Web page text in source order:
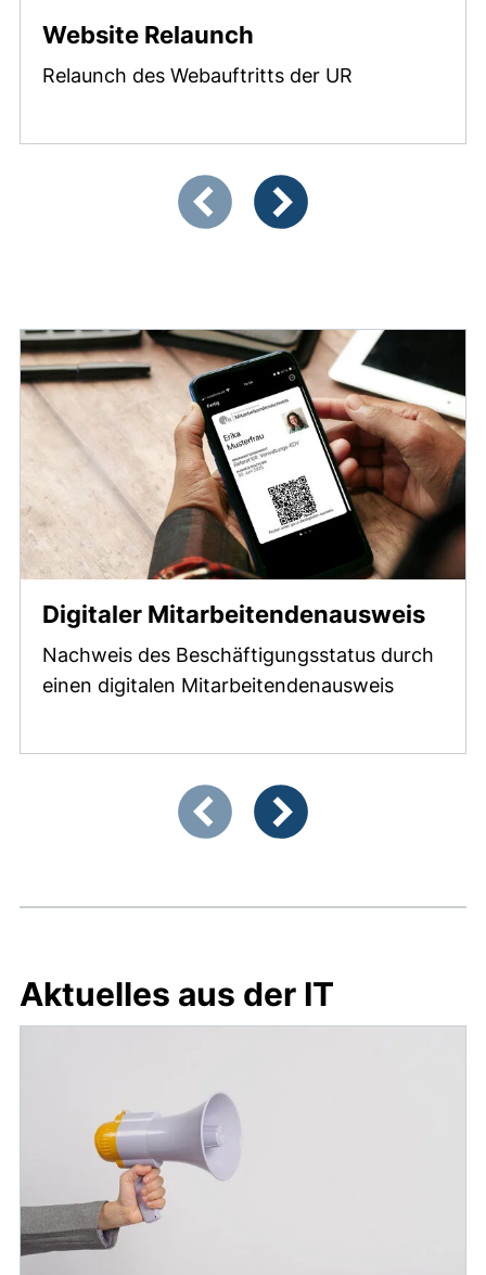
Website Relaunch
Relaunch des Webauftritts der UR
Zeigt Folie 1 von 4
Digitaler Mitarbeitendenausweis
Nachweis des Beschäftigungsstatus durch
einen digitalen Mitarbeitendenausweis
Zeigt Folie 1 von 4
Aktuelles aus der IT